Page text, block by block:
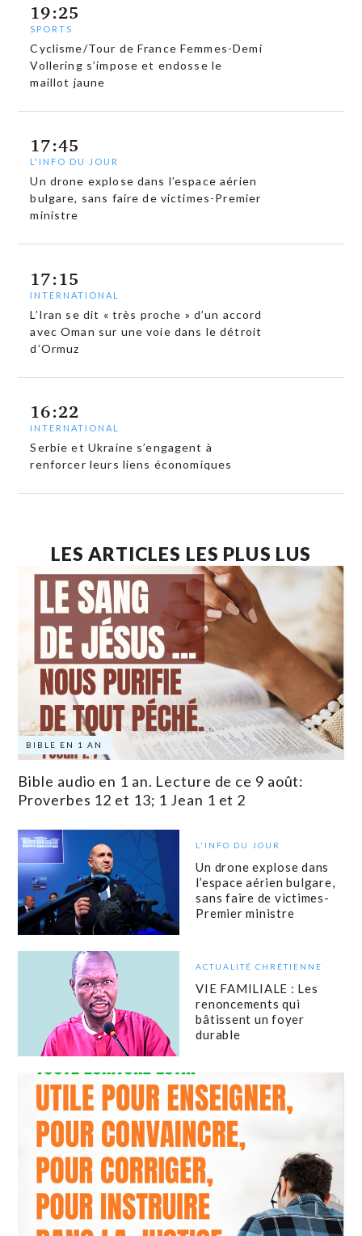
19:25
SPORTS
Cyclisme/Tour de France Femmes-Demi
Vollering s’impose et endosse le
maillot jaune
17:45
L'INFO DU JOUR
Un drone explose dans l’espace aérien
bulgare, sans faire de victimes-Premier
ministre
17:15
INTERNATIONAL
L’Iran se dit « très proche » d’un accord
avec Oman sur une voie dans le détroit
d’Ormuz
16:22
INTERNATIONAL
Serbie et Ukraine s’engagent à
renforcer leurs liens économiques
LES ARTICLES LES PLUS LUS
BIBLE EN 1 AN
Bible audio en 1 an. Lecture de ce 9 août:
Proverbes 12 et 13; 1 Jean 1 et 2
L'INFO DU JOUR
Un drone explose dans
l’espace aérien bulgare,
sans faire de victimes-
Premier ministre
ACTUALITÉ CHRÉTIENNE
VIE FAMILIALE : Les
renoncements qui
bâtissent un foyer
durable